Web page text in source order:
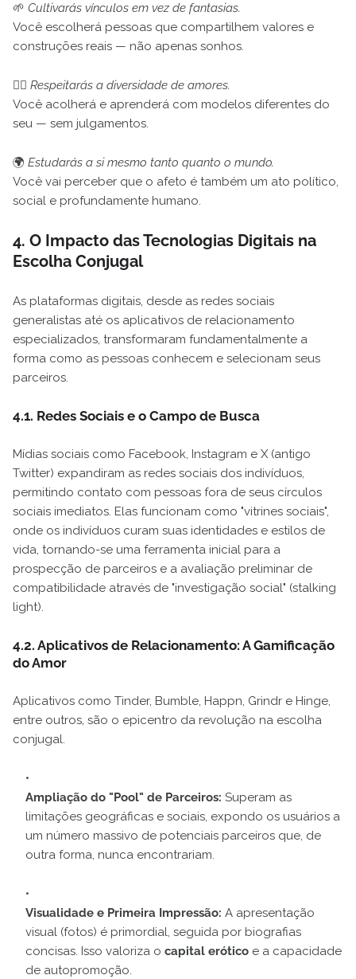
🌱 Cultivarás vínculos em vez de fantasias.
Você escolherá pessoas que compartilhem valores e
construções reais — não apenas sonhos.
🏳️‍🌈 Respeitarás a diversidade de amores.
Você acolherá e aprenderá com modelos diferentes do
seu — sem julgamentos.
🌍 Estudarás a si mesmo tanto quanto o mundo.
Você vai perceber que o afeto é também um ato político,
social e profundamente humano.
4. O Impacto das Tecnologias Digitais na
Escolha Conjugal
As plataformas digitais, desde as redes sociais
generalistas até os aplicativos de relacionamento
especializados, transformaram fundamentalmente a
forma como as pessoas conhecem e selecionam seus
parceiros.
4.1. Redes Sociais e o Campo de Busca
Mídias sociais como Facebook, Instagram e X (antigo
Twitter) expandiram as redes sociais dos indivíduos,
permitindo contato com pessoas fora de seus círculos
sociais imediatos. Elas funcionam como "vitrines sociais",
onde os indivíduos curam suas identidades e estilos de
vida, tornando-se uma ferramenta inicial para a
prospecção de parceiros e a avaliação preliminar de
compatibilidade através de "investigação social" (stalking
light).
4.2. Aplicativos de Relacionamento: A Gamificação
do Amor
Aplicativos como Tinder, Bumble, Happn, Grindr e Hinge,
entre outros, são o epicentro da revolução na escolha
conjugal.
Ampliação do "Pool" de Parceiros: Superam as
limitações geográficas e sociais, expondo os usuários a
um número massivo de potenciais parceiros que, de
outra forma, nunca encontrariam.
Visualidade e Primeira Impressão: A apresentação
visual (fotos) é primordial, seguida por biografias
concisas. Isso valoriza o capital erótico e a capacidade
de autopromoção.